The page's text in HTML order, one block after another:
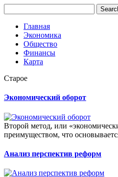
Главная
Экономика
Общество
Финансы
Карта
Старое
Экономический оборот
Второй метод, или
преимуществом, что
Анализ перспектив реформ